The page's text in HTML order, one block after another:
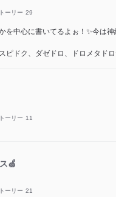
神!!!!!!
ーリー 29
を中心に書いてるよぉ！︎✨今は
ピドク、ダゼドロ、ドロメタドロ
ーリー 11
🍏
ーリー 21